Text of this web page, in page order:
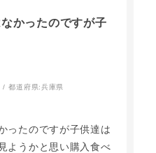
かったのですが子
都道府県:兵庫県
ったのですが子供達は
ようかと思い購入食べ